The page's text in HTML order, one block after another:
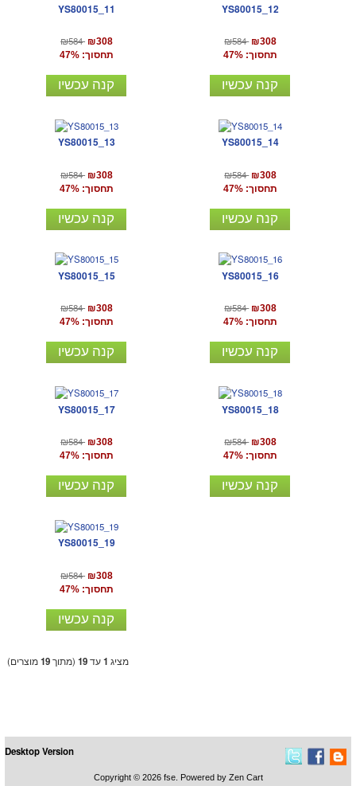
YS80015_11
₪584 ₪308
תחסוך: 47%
קנה עכשיו
YS80015_12
₪584 ₪308
תחסוך: 47%
קנה עכשיו
YS80015_13
₪584 ₪308
תחסוך: 47%
קנה עכשיו
YS80015_14
₪584 ₪308
תחסוך: 47%
קנה עכשיו
YS80015_15
₪584 ₪308
תחסוך: 47%
קנה עכשיו
YS80015_16
₪584 ₪308
תחסוך: 47%
קנה עכשיו
YS80015_17
₪584 ₪308
תחסוך: 47%
קנה עכשיו
YS80015_18
₪584 ₪308
תחסוך: 47%
קנה עכשיו
YS80015_19
₪584 ₪308
תחסוך: 47%
קנה עכשיו
מציג 1עד19 (מתוך19מוצרים)
Desktop Version
Copyright © 2026 fse. Powered by Zen Cart